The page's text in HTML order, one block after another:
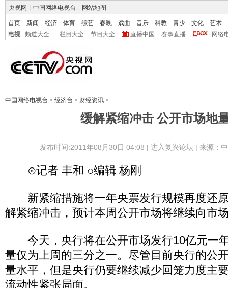
央视网 中国网络电视台 网站地图
首页 新闻 经济 体育 综艺 春晚 戏曲 音乐 科教 青少 文化
艺术
电视
频道大全 栏目大全 节目大全 直播中国 赛事直播 网络
中国网络电视台 > 经济台 > 财经资讯 >
缓解紧缩冲击 公开市场地
发布时间:2011年08月30日 04:08 | 进入复兴论坛 | 来源：
⊙记者 丰和 ○编辑 杨刚
新紧缩措施将一年央票发行规模再度还
解紧缩冲击，预计本周公开市场将继续向市
今天，央行将在公开市场发行10亿元一
量仅为上周的三分之一。尽管目前央行的公
量水平，但是央行仍要继续减少回笼力度主
流动性紧张局面。